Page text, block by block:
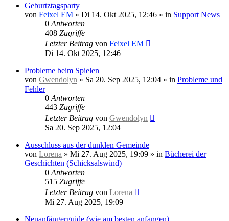
Geburtztagsparty
von Feixel EM » Di 14. Okt 2025, 12:46 » in Support News
0 Antworten
408 Zugriffe
Letzter Beitrag von Feixel EM
Di 14. Okt 2025, 12:46
Probleme beim Spielen
von Gwendolyn » Sa 20. Sep 2025, 12:04 » in Probleme und
Fehler
0 Antworten
443 Zugriffe
Letzter Beitrag von Gwendolyn
Sa 20. Sep 2025, 12:04
Ausschluss aus der dunklen Gemeinde
von Lorena » Mi 27. Aug 2025, 19:09 » in Bücherei der
Geschichten (Schicksalswind)
0 Antworten
515 Zugriffe
Letzter Beitrag von Lorena
Mi 27. Aug 2025, 19:09
Neuanfängerguide (wie am besten anfangen)